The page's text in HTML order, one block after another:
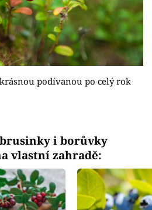
podívanou po celý rok
i borůvky
vlastní zahradě: